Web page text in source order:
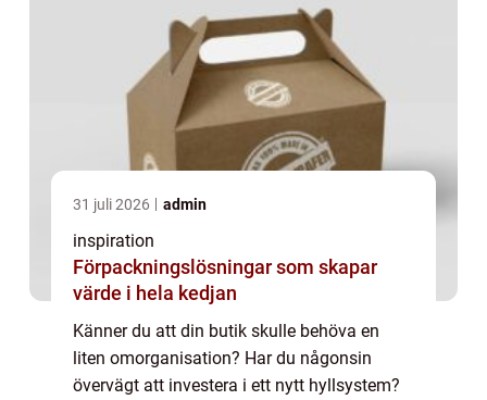
31 juli 2026 admin
inspiration
Förpackningslösningar som skapar
värde i hela kedjan
Känner du att din butik skulle behöva en
liten omorganisation? Har du någonsin
övervägt att investera i ett nytt hyllsystem?